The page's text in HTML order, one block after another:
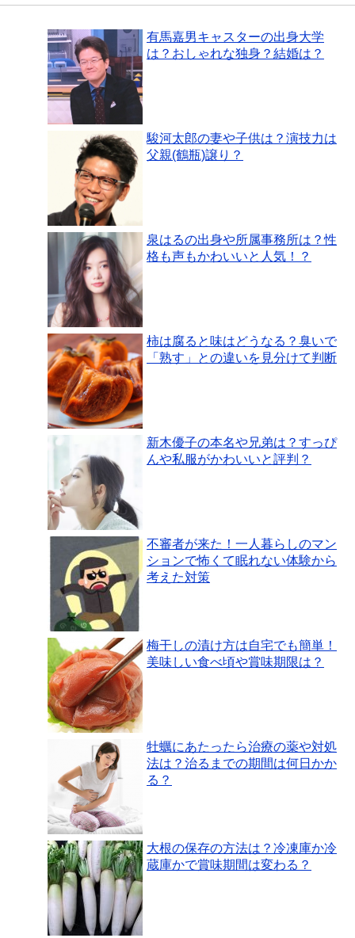
有馬嘉男キャスターの出身大学
は？おしゃれな独身？結婚は？
駿河太郎の妻や子供は？演技力は
父親(鶴瓶)譲り？
泉はるの出身や所属事務所は？性
格も声もかわいいと人気！？
柿は腐ると味はどうなる？臭いで
「熟す」との違いを見分けて判断
新木優子の本名や兄弟は？すっぴ
んや私服がかわいいと評判？
不審者が来た！一人暮らしのマン
ションで怖くて眠れない体験から
考えた対策
梅干しの漬け方は自宅でも簡単！
美味しい食べ頃や賞味期限は？
牡蠣にあたったら治療の薬や対処
法は？治るまでの期間は何日かか
る？
大根の保存の方法は？冷凍庫か冷
蔵庫かで賞味期間は変わる？